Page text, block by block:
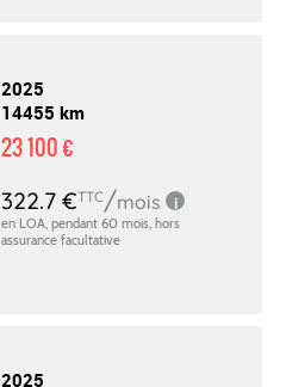
2025
14455 km
23 100 €
2025